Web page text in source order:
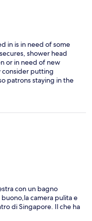
in is in need of some
shower head
or in need of new
consider putting
patrons staying in the
the floor after a
bed was
con un bagno
camera pulita e
di Singapore. Il che ha